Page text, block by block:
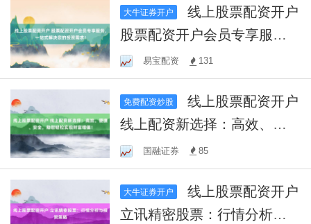
大牛证券开户
线上股票配资开户
股票配资开户会员专享服
务，一站式解决您的投资需
求！
易宝配资 131
免费配资炒股
线上股票配资开户
线上配资新选择：高效、便
捷、安全，助您轻松实现财
富增值！
国融证券 85
大牛证券开户
线上股票配资开户
立讯精密股票：行情分析与